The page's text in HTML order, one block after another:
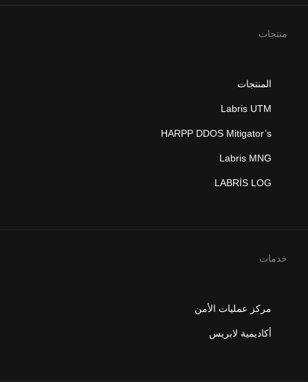
منتجات
المنتجات
Labris UTM
HARPP DDOS Mitigator’s
Labris MNG
LABRİS LOG
خدمات
مركز عمليات الأمن
أكاديمية لابريس